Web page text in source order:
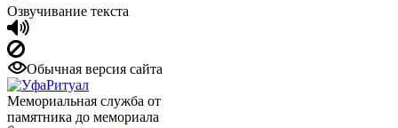
Озвучивание текста
Обычная версия сайта
Мемориальная служба от
памятника до мемориала